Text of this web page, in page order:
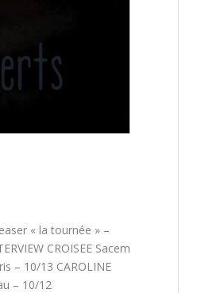
« la tournée » –
CROISEE Sacem
– 10/13 CAROLINE
– 10/12